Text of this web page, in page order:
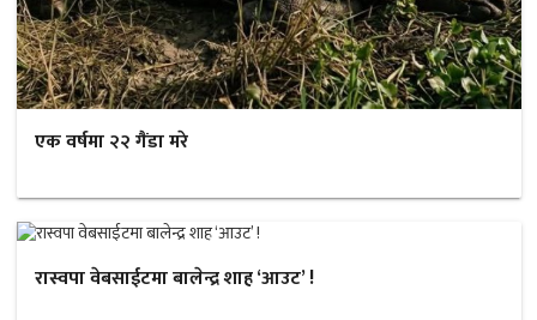
एक वर्षमा २२ गैंडा मरे
रास्वपा वेबसाईटमा बालेन्द्र शाह ‘आउट’ !